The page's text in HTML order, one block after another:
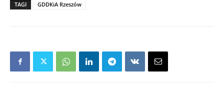
TAGI GDDKiA Rzeszów